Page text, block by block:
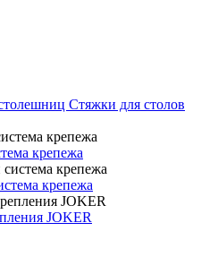
Стяжки для столов
крепежа
крепежа
JOKER